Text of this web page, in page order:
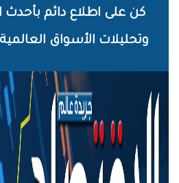
الرئيسي
كن على اطلاع دائم بأحدث
وتحليلات الأسواق